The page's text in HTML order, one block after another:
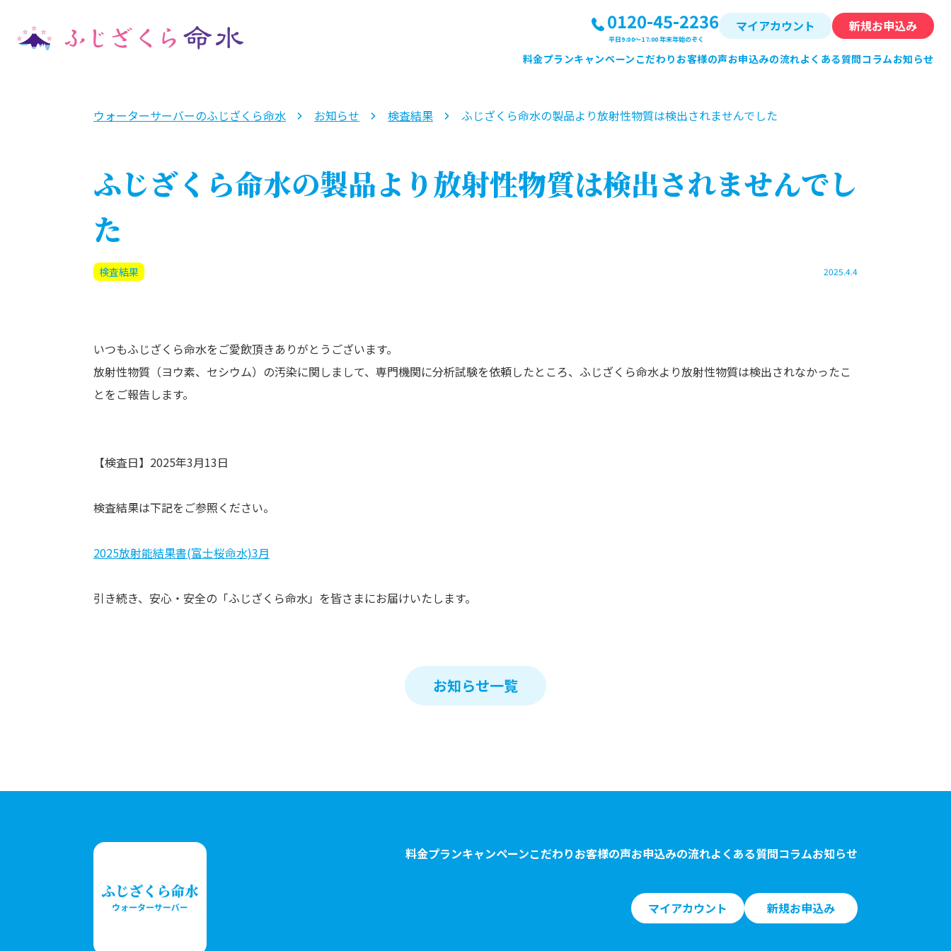
0120-45-2236
平日9:00～17:00 年末年始のぞく
マイアカウント 新規お申込み
料金プランキャンペーン こだわり お客様の声お申込みの流れよくある質問コラムお知らせ
ウォーターサーバーのふじざくら命水 お知らせ 検査結果 ふじざくら命水の製品より放射性物質は検出されませんでした
ふじざくら命水の製品より放射性物質は検出されませんでし
た
検査結果 2025.4.4
いつもふじざくら命水をご愛飲頂きありがとうございます。
放射性物質（ヨウ素、セシウム）の汚染に関しまして、専門機関に分析試験を依頼したところ、ふじざくら命水より放射性物質は検出されなかったこ
とをご報告します。
【検査日】2025年3月13日
検査結果は下記をご参照ください。
2025放射能結果書(富士桜命水)3月
引き続き、安心・安全の「ふじざくら命水」を皆さまにお届けいたします。
お知らせ一覧
料金プランキャンペーンこだわりお客様の声お申込みの流れよくある質問コラムお知らせ
マイアカウント 新規お申込み